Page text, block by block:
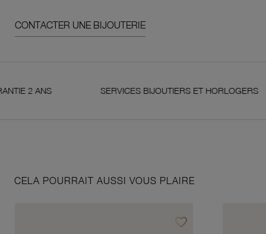
CONTACTER UNE BIJOUTERIE
ANS SERVICES BIJOUTIERS ET HORLOGERS
CELA POURRAIT AUSSI VOUS PLAIRE
favorite_borderAjouter à vos favoris